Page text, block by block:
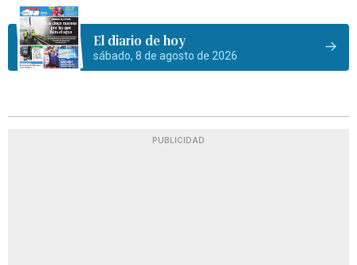
El diario de hoy
sábado, 8 de agosto de 2026
PUBLICIDAD